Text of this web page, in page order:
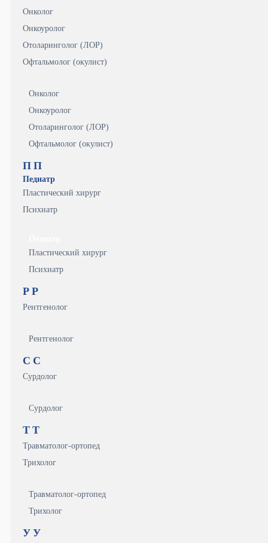
Онколог
Онкоуролог
Отоларинголог (ЛОР)
Офтальмолог (окулист)
Онколог
Онкоуролог
Отоларинголог (ЛОР)
Офтальмолог (окулист)
П П
Педиатр
Пластический хирург
Психиатр
Пластический хирург
Психиатр
Р Р
Рентгенолог
Рентгенолог
С С
Сурдолог
Сурдолог
Т Т
Травматолог-ортопед
Трихолог
Травматолог-ортопед
Трихолог
У У